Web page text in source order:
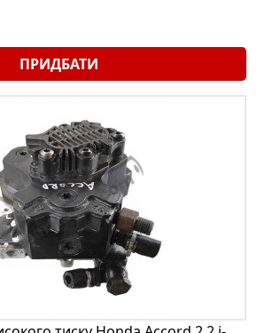
ПРИДБАТИ